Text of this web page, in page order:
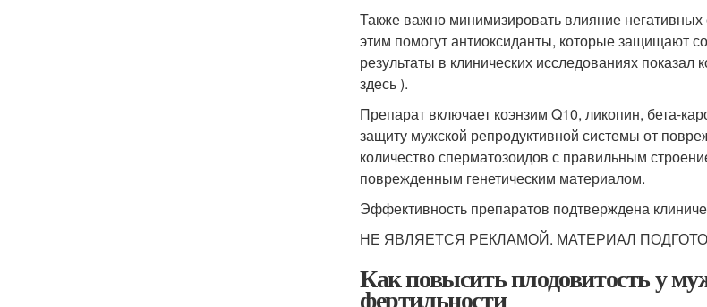
Также важно минимизировать влияние
этим помогут антиоксиданты, которые защищают
результаты в клинических исследованиях
здесь ).
Препарат включает коэнзим Q10, ликопин, бета-
защиту мужской репродуктивной системы от
количество сперматозоидов с правильным
поврежденным генетическим материалом.
Эффективность препаратов подтверждена
НЕ ЯВЛЯЕТСЯ РЕКЛАМОЙ. МАТЕРИАЛ
Как повысить плодовитость у
фертильности